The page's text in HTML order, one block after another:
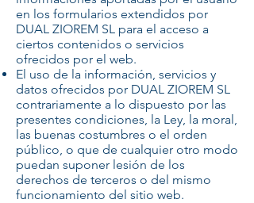
en los formularios extendidos por
DUAL ZIOREM SL para el acceso a
ciertos contenidos o servicios
ofrecidos por el web.
El uso de la información, servicios y
datos ofrecidos por DUAL ZIOREM SL
contrariamente a lo dispuesto por las
presentes condiciones, la Ley, la moral,
las buenas costumbres o el orden
público, o que de cualquier otro modo
puedan suponer lesión de los
derechos de terceros o del mismo
funcionamiento del sitio web.